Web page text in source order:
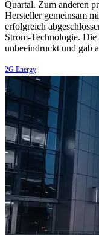
Quartal. Zum anderen
Hersteller gemeinsam
erfolgreich
Strom-Technologie.
unbeeindruckt und gab
2G Energy